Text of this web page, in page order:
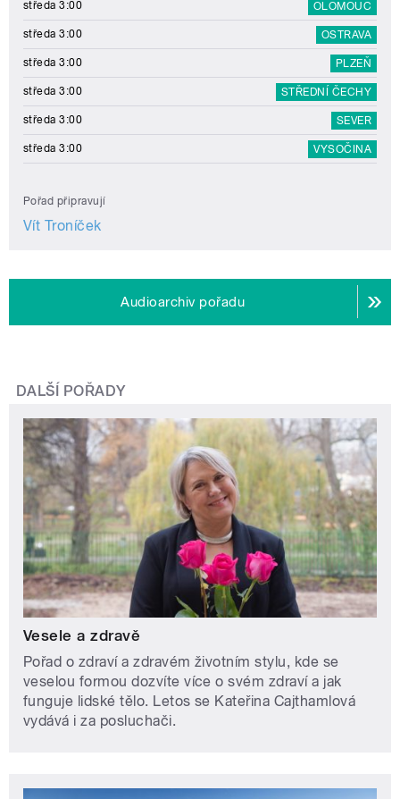
středa 3:00 OLOMOUC
středa 3:00 OSTRAVA
středa 3:00 PLZEŇ
středa 3:00 STŘEDNÍ ČECHY
středa 3:00 SEVER
středa 3:00 VYSOČINA
Pořad připravují
Vít Troníček
Audioarchiv pořadu
DALŠÍ POŘADY
Vesele a zdravě
Pořad o zdraví a zdravém životním stylu, kde se
veselou formou dozvíte více o svém zdraví a jak
funguje lidské tělo. Letos se Kateřina Cajthamlová
vydává i za posluchači.